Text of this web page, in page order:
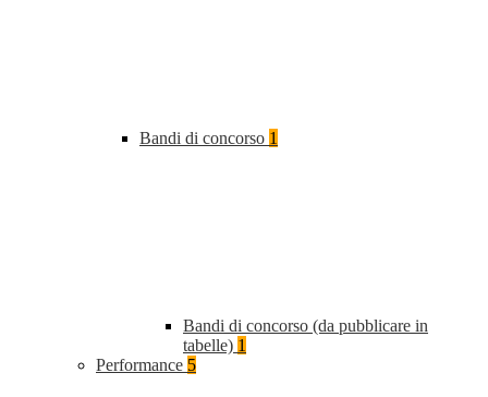
Bandi di concorso 1
Bandi di concorso (da pubblicare in
tabelle) 1
Performance 5